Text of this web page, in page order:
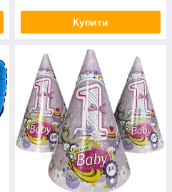
Купити